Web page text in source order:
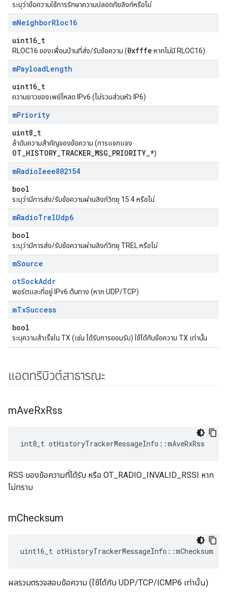
ระบุว่าข้อความใช้การรักษาความปลอดภัยลิงก์หรือไม่
mNeighborRloc16
uint16_t
RLOC16 ของเพื่อนบ้านที่ส่ง/รับข้อความ (0xfffe หากไม่มี RLOC16)
mPayloadLength
uint16_t
ความยาวของเพย์โหลด IPv6 (ไม่รวมส่วนหัว IP6)
mPriority
uint8_t
ลำดับความสำคัญของข้อความ (การแจกแจง
OT_HISTORY_TRACKER_MSG_PRIORITY_*)
mRadioIeee802154
bool
ระบุว่ามีการส่ง/รับข้อความผ่านลิงก์วิทยุ 15.4 หรือไม่
mRadioTrelUdp6
bool
ระบุว่ามีการส่ง/รับข้อความผ่านลิงก์วิทยุ TREL หรือไม่
mSource
otSockAddr
พอร์ตและที่อยู่ IPv6 ต้นทาง (หาก UDP/TCP)
mTxSuccess
bool
ระบุความสำเร็จใน TX (เช่น ได้รับการยอมรับ) ใช้ได้กับข้อความ TX เท่านั้น
แอตทริบิวต์สาธารณะ
mAveRxRss
int8_t otHistoryTrackerMessageInfo ::mAveRxRss
RSS ของข้อความที่ได้รับ หรือ OT_RADIO_INVALID_RSSI หาก
ไม่ทราบ
mChecksum
uint16_t otHistoryTrackerMessageInfo ::mChecksum
ผลรวมตรวจสอบข้อความ (ใช้ได้กับ UDP/TCP/ICMP6 เท่านั้น)